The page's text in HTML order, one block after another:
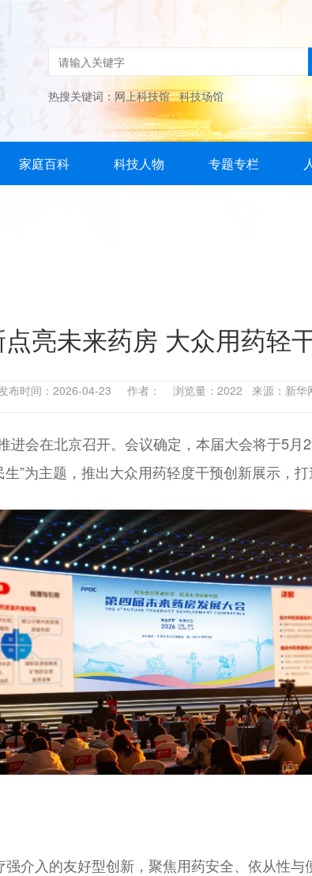
热搜关键词： 网上科技馆 科技场馆
家庭百科 科技人物 专题专栏
亮未来药房 大众用药轻
布时间：2026-04-23 作者： 浏览量：2022 来源：新华
进会在北京召开。会议确定，本届大会将于5
”为主题，推出大众用药轻度干预创新展示，打
强介入的友好型创新，聚焦用药安全、依从性